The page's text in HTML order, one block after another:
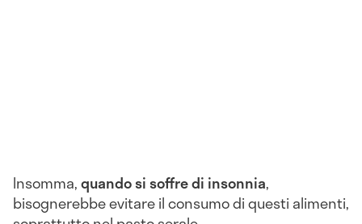
Insomma,quando si soffre di insonnia,
bisognerebbe evitare il consumo di questi alimenti,